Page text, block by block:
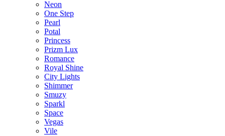
Neon
One Step
Pearl
Potal
Princess
Prizm Lux
Romance
Royal Shine
City Lights
Shimmer
Smuzy
Sparkl
Space
Vegas
Vile